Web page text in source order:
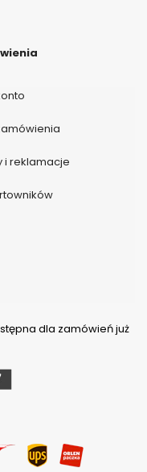
i reklamacje
dla zamówień już